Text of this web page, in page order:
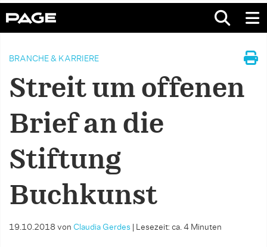
BRANCHE & KARRIERE
Streit um offenen
Brief an die
Stiftung
Buchkunst
19.10.2018 von Claudia Gerdes Lesezeit: ca. 4 Minuten